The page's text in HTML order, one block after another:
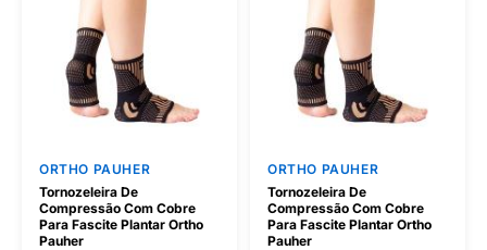
ORTHO PAUHER
Tornozeleira De
Compressão Com Cobre
Para Fascite Plantar Ortho
Pauher
ORTHO PAUHER
Tornozeleira De
Compressão Com Cobre
Para Fascite Plantar Ortho
Pauher